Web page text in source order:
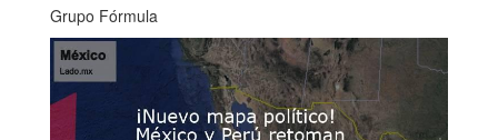
Grupo Fórmula